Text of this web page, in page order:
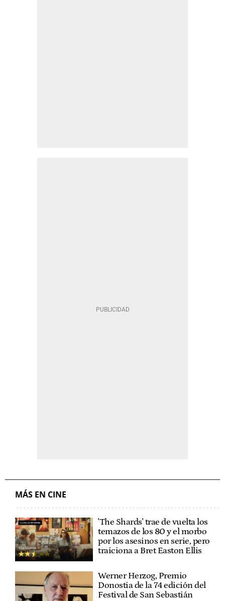
MÁS EN CINE
'The Shards' trae de vuelta los
temazos de los 80 y el morbo
por los asesinos en serie, pero
traiciona a Bret Easton Ellis
Werner Herzog, Premio
Donostia de la 74 edición del
Festival de San Sebastián